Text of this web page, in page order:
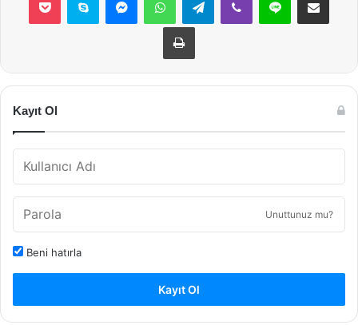
Yazdır
Kayıt Ol
Unuttunuz mu?
Beni hatırla
Kayıt Ol